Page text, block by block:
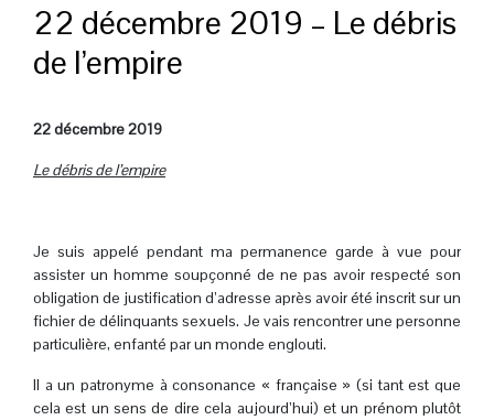
22 décembre 2019 – Le débris
de l’empire
22 décembre 2019
Le débris de l’empire
Je suis appelé pendant ma permanence garde à vue pour
assister un homme soupçonné de ne pas avoir respecté son
obligation de justification d’adresse après avoir été inscrit sur un
fichier de délinquants sexuels. Je vais rencontrer une personne
particulière, enfanté par un monde englouti.
Il a un patronyme à consonance « française » (si tant est que
cela est un sens de dire cela aujourd’hui) et un prénom plutôt